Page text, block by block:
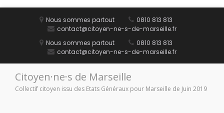
Nous sommes partout
0810 813 813
contact@citoyen-ne-s-de-marseille.fr
Nous sommes partout
0810 813 813
contact@citoyen-ne-s-de-marseille.fr
Citoyen·ne·s de Marseille
Collectif citoyen issu des Etats Généraux pour Marseille de Juin 2019